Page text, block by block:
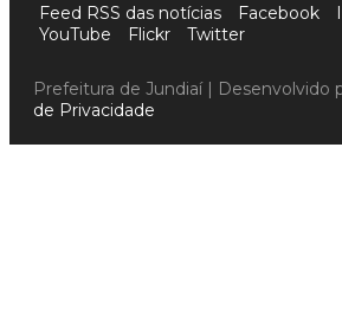
Feed RSS das notícias Facebook
YouTube
Flickr Twitter
Prefeitura de Jundiaí | Desenvolvido
de Privacidade